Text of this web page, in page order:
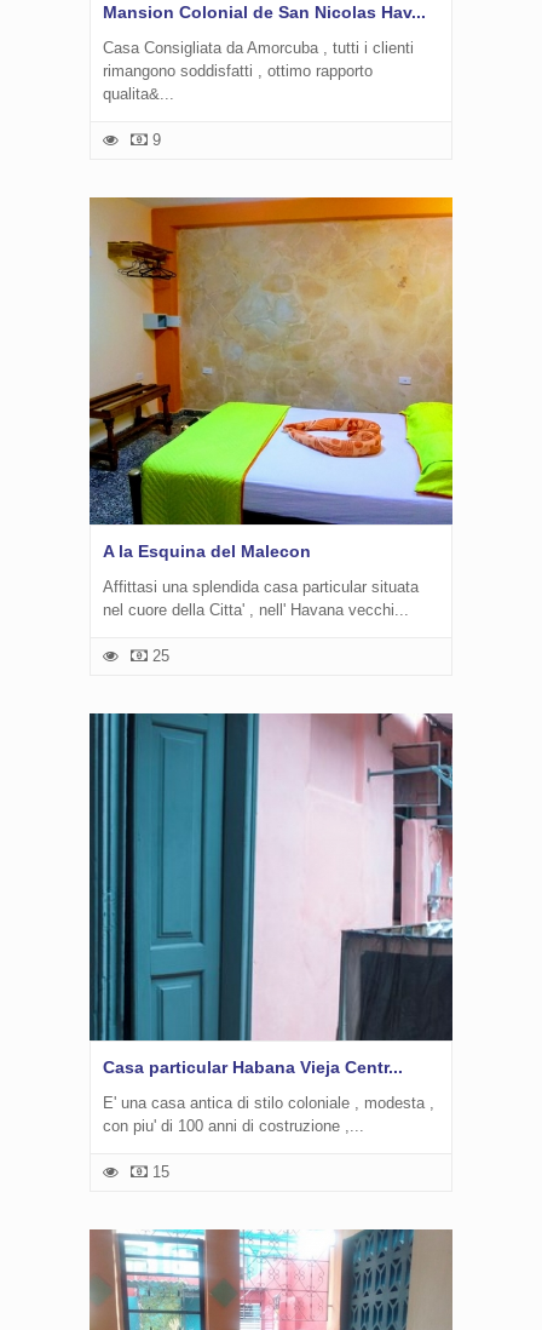
Mansion Colonial de San Nicolas Hav...
Casa Consigliata da Amorcuba , tutti i clienti
rimangono soddisfatti , ottimo rapporto
qualita&...
9
A la Esquina del Malecon
Affittasi una splendida casa particular situata
nel cuore della Citta' , nell' Havana vecchi...
25
Casa particular Habana Vieja Centr...
E' una casa antica di stilo coloniale , modesta ,
con piu' di 100 anni di costruzione ,...
15